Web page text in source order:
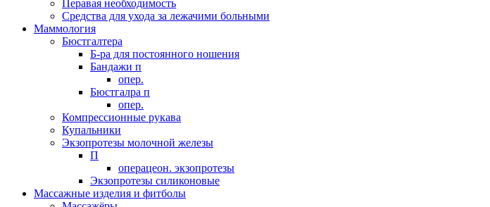
Перавая необходимость
Средства для ухода за лежачими больными
Маммология
Бюстгалтера
Б-ра для постоянного ношения
Бандажи п
опер.
Бюстгалра п
опер.
Компрессионные рукава
Купальники
Экзопротезы молочной железы
П
операцеон. экзопротезы
Экзопротезы силиконовые
Массажные изделия и фитболы